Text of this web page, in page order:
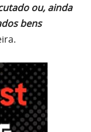
ou, ainda
bens